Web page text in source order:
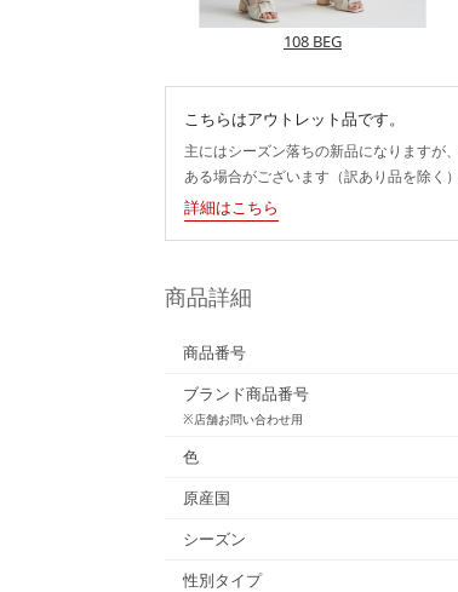
108 BEG
こちらはアウトレット品です。
主にはシーズン落ちの新品になりますが
ある場合がございます（訳あり品を除く）
詳細はこちら
商品詳細
商品番号
ブランド商品番号
※店舗お問い合わせ用
色
原産国
シーズン
性別タイプ